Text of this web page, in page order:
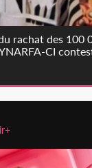
rachat des 100
CI